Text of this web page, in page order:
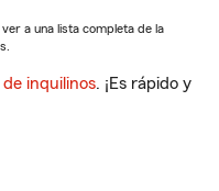
a una lista completa de la
inquilinos. ¡Es rápido y